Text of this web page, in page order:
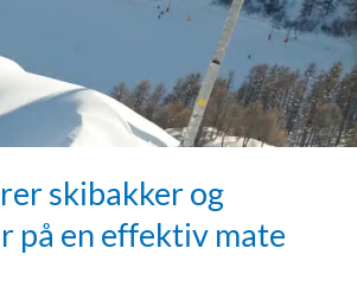
skibakker og
på en effektiv mate